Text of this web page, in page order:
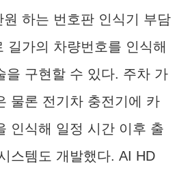
하는 번호판 인식기 부담
길가의 차량번호를 인식해
을 구현할 수 있다. 주차 가
물론 전기차 충전기에 카
인식해 일정 시간 이후 출
스템도 개발했다. AI HD